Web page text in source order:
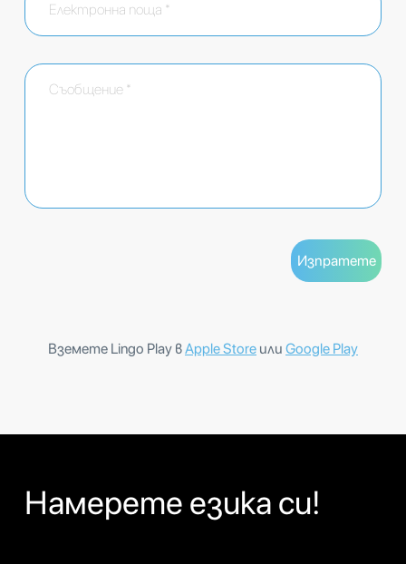
Вземете Lingo Play вApple Store или Google Play
Намерете езика си!